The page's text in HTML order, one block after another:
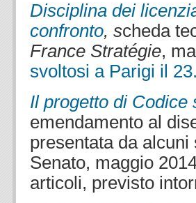
Disciplina dei
confronto, scheda
France Stratégie,
svoltosi a Parigi il
Il progetto di
emendamento al
presentata da
Senato, maggio
articoli, previsto